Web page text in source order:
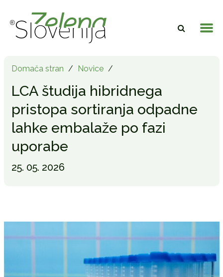
Domača stran / Novice /
LCA študija hibridnega
pristopa sortiranja odpadne
lahke embalaže po fazi
uporabe
25. 05. 2026